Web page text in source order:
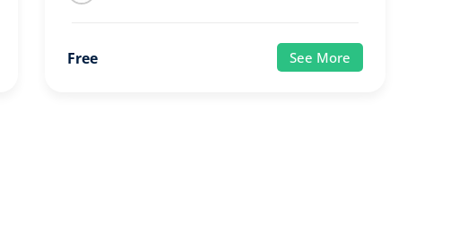
Free See More